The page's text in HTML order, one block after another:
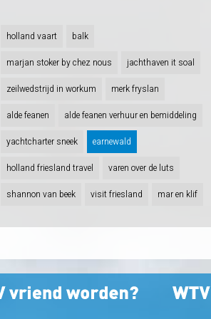
holland vaart balk
marjan stoker by chez nous jachthaven it soal
zeilwedstrijd in workum merk fryslan
alde feanen alde feanen verhuur en bemiddeling
yachtcharter sneek earnewald
holland friesland travel varen over de luts
shannon van beek visit friesland mar en klif